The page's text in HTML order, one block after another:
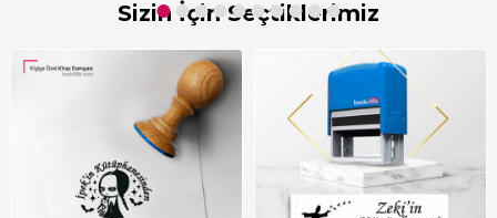
Sizin İçin Seçtiklerimiz